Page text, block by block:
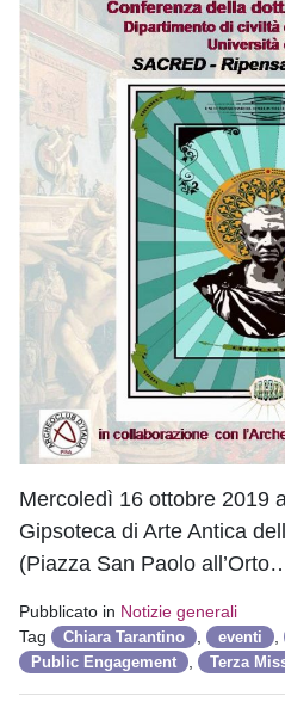
Mercoledì 16 ottobre 2019
Gipsoteca di Arte Antica
(Piazza San Paolo
Pubblicato in Notizie generali
Tag
Chiara Tarantino , eventi ,
Public Engagement , Terza